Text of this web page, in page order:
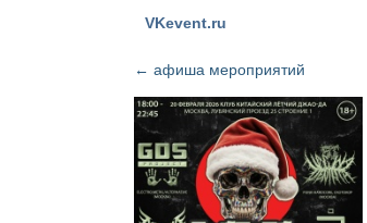
VKevent.ru
← афиша мероприятий